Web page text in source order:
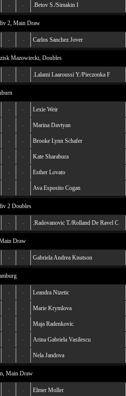
- - Betov S./Simakin I.
2, Main Draw
- - Carlos Sanchez Jover
Mazowiecki, Doubles
- - Lalami Laaroussi Y./Pieczonka F.
- - Lexie Weir
- - Marina Davtyan
- - Brooke Lynn Schafer
- - Kate Sharabura
- - Esther Lovato
- - Ava Esposito Cogan
2 Doubles
- - Radovanovic T./Rolland De Ravel C.
Draw
- - Gabriela Andrea Knutson
- - Leandra Nizetic
- - Marie Krymlova
- - Maja Radenkovic
- - Arina Gabriela Vasilescu
- - Nela Jandova
Main Draw
- - Elmer Moller